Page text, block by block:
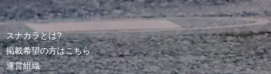
スナカラとは?
掲載希望の方はこちら
運営組織